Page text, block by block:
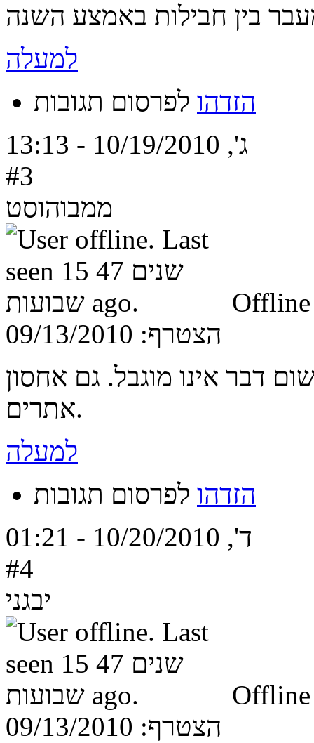
למעלה
הזדהו לפרסום תגובות
ג', 10/19/2010 - 13:13
#3
ממבוהוסט
Offline
הצטרף:
דבר אינו מוגבל. גם אחסון
אתרים.
למעלה
הזדהו לפרסום תגובות
ד', 10/20/2010 - 01:21
#4
יבגני
Offline
הצטרף: